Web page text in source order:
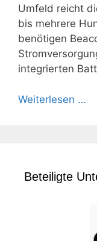
Umfeld reicht
bis mehrere
benötigen
integrierten
Weiterlesen …
Beteiligte